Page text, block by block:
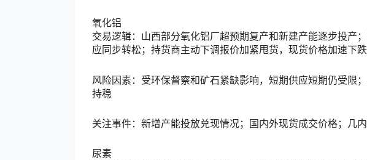
氧化铝
交易逻辑：山西部分氧化铝厂超预期复产和新建产能逐步投产
应同步转松；持货商主动下调报价加紧甩货，现货价格加速下
风险因素：受环保督察和矿石紧缺影响，短期供应短期仍受限
持稳
关注事件：新增产能投放兑现情况；国内外现货成交价格；几
尿素